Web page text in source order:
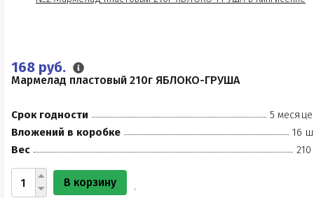
168 руб.
Мармелад пластовый 210г ЯБЛОКО-ГРУША
Срок годности
5
Вложений в коробке
16
Вес
210
В корзину